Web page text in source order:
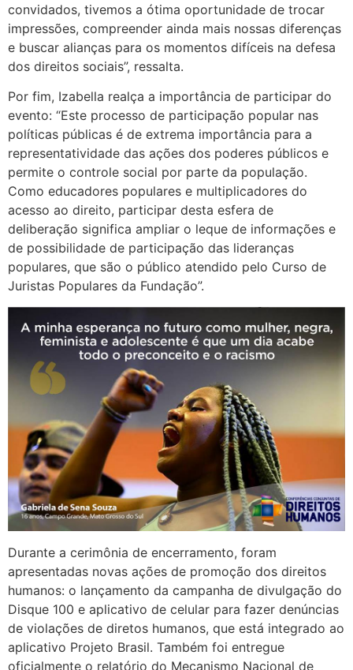
convidados, tivemos a ótima oportunidade de trocar
impressões, compreender ainda mais nossas diferenças
e buscar alianças para os momentos difíceis na defesa
dos direitos sociais”, ressalta.
Por fim, Izabella realça a importância de participar do
evento: “Este processo de participação popular nas
políticas públicas é de extrema importância para a
representatividade das ações dos poderes públicos e
permite o controle social por parte da população.
Como educadores populares e multiplicadores do
acesso ao direito, participar desta esfera de
deliberação significa ampliar o leque de informações e
de possibilidade de participação das lideranças
populares, que são o público atendido pelo Curso de
Juristas Populares da Fundação”.
Durante a cerimônia de encerramento, foram
apresentadas novas ações de promoção dos direitos
humanos: o lançamento da campanha de divulgação do
Disque 100 e aplicativo de celular para fazer denúncias
de violações de diretos humanos, que está integrado ao
aplicativo Projeto Brasil. Também foi entregue
oficialmente o relatório do Mecanismo Nacional de